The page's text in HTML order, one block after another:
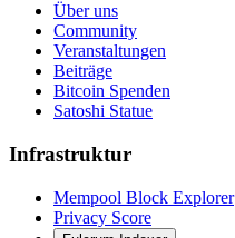
Über uns
Community
Veranstaltungen
Beiträge
Bitcoin Spenden
Satoshi Statue
Infrastruktur
Mempool Block Explorer
Privacy Score